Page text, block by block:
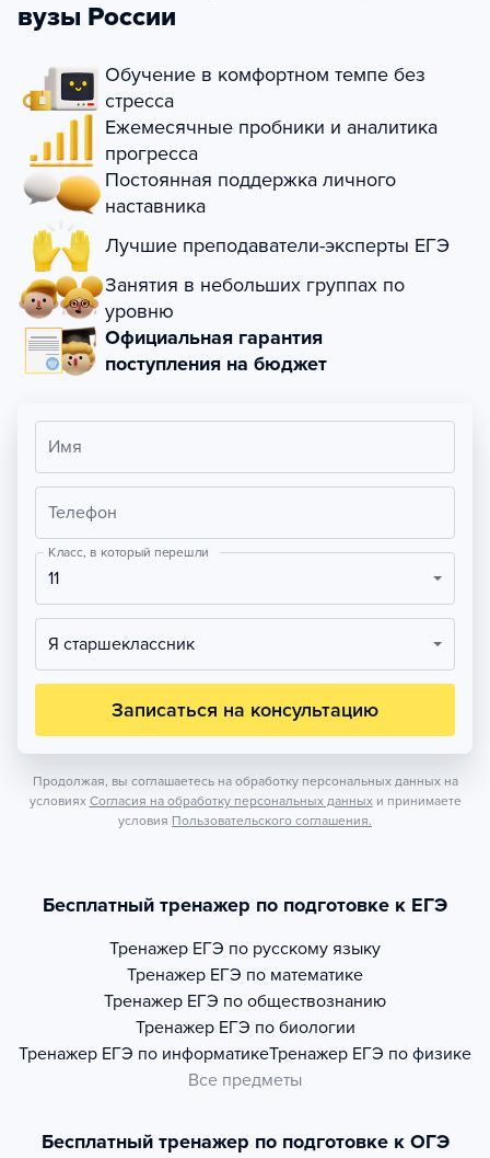
вузы России
Обучение в комфортном темпе без
стресса
Ежемесячные пробники и аналитика
прогресса
Постоянная поддержка личного
наставника
Лучшие преподаватели-эксперты ЕГЭ
Занятия в небольших группах по
уровню
Официальная гарантия
поступления на бюджет
Имя
Телефон
Класс, в который перешли
11
Я старшеклассник
Записаться на консультацию
Продолжая, вы соглашаетесь на обработку персональных данных на
условиях Согласия на обработку персональных данных и принимаете
условия Пользовательского соглашения.
Бесплатный тренажер по подготовке к ЕГЭ
Тренажер ЕГЭ по русскому языку
Тренажер ЕГЭ по математике
Тренажер ЕГЭ по обществознанию
Тренажер ЕГЭ по биологии
Тренажер ЕГЭ по информатикеТренажер ЕГЭ по физике
Все предметы
Бесплатный тренажер по подготовке к ОГЭ